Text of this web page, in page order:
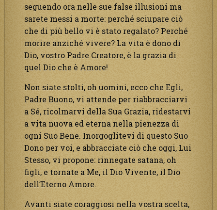
seguendo ora nelle sue false illusioni ma
sarete messi a morte: perché sciupare ciò
che di più bello vi è stato regalato? Perché
morire anziché vivere? La vita è dono di
Dio, vostro Padre Creatore, è la grazia di
quel Dio che è Amore!
Non siate stolti, oh uomini, ecco che Egli,
Padre Buono, vi attende per riabbracciarvi
a Sé, ricolmarvi della Sua Grazia, ridestarvi
a vita nuova ed eterna nella pienezza di
ogni Suo Bene. Inorgoglitevi di questo Suo
Dono per voi, e abbracciate ciò che oggi, Lui
Stesso, vi propone: rinnegate satana, oh
figli, e tornate a Me, il Dio Vivente, il Dio
dell’Eterno Amore.
Avanti siate coraggiosi nella vostra scelta,